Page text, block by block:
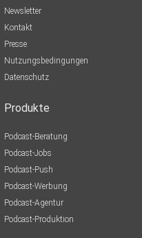
Newsletter
Kontakt
Presse
Nutzungsbedingungen
Datenschutz
Produkte
Podcast-Beratung
Podcast-Jobs
Podcast-Push
Podcast-Werbung
Podcast-Agentur
Podcast-Produktion